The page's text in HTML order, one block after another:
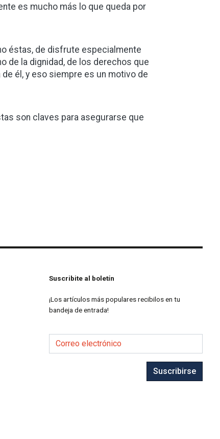
es mucho más lo que queda por
éstas, de disfrute especialmente
de la dignidad, de los derechos que
él, y eso siempre es un motivo de
son claves para asegurarse que
Suscribite al boletín
¡Los artículos más populares recibilos en tu
bandeja de entrada!
Correo electrónico
Suscribirse